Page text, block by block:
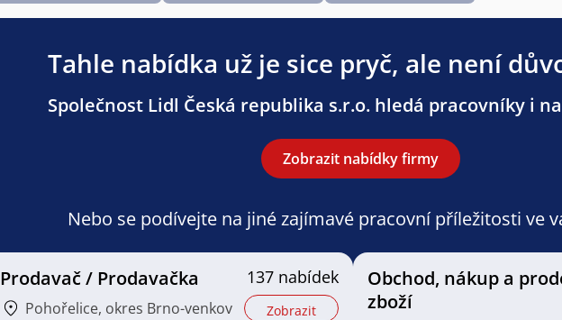
Tahle nabídka už je sice pryč, ale není
Společnost Lidl Česká republika s.r.o. hledá pracovníky i
Zobrazit nabídky firmy
Nebo se podívejte na jiné zajímavé pracovní příležitosti ve
Prodavač / Prodavačka
Pohořelice, okres Brno-venkov
137 nabídek
Zobrazit
Obchod, nákup a
zboží